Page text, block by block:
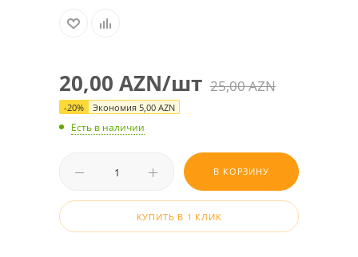
20,00 AZN/шт 25,00AZN
-20% Экономия 5,00 AZN
Есть в наличии
В КОРЗИНУ
КУПИТЬ В 1 КЛИК